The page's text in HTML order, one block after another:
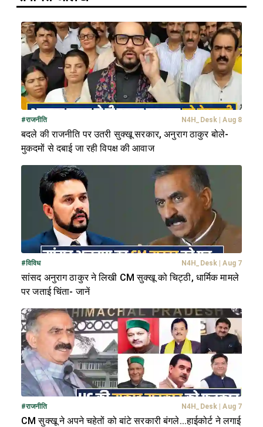
#राजनीति N4H_Desk | Aug 8
बदले की राजनीति पर उतरी सुक्खू सरकार, अनुराग ठाकुर बोले-
मुकदमों से दबाई जा रही विपक्ष की आवाज
#विविध N4H_Desk | Aug 7
सांसद अनुराग ठाकुर ने लिखी CM सुक्खू को चिट्ठी, धार्मिक मामले
पर जताई चिंता- जानें
#राजनीति N4H_Desk | Aug 7
CM सुक्खू ने अपने चहेतों को बांटे सरकारी बंगले...हाईकोर्ट ने लगाई